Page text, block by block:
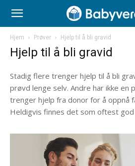
Hjem Prøver Hjelp til å bli gravid
Hjelp til å bli gravid
Stadig flere trenger hjelp til å bli
prøvd lenge selv. Andre har ikke en
trenger hjelp fra donor for å oppnå
Heldigvis finnes det som oftest god